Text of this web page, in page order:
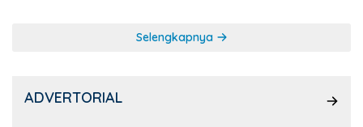
Selengkapnya
ADVERTORIAL